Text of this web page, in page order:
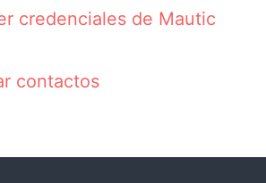
credenciales de Mautic
contactos